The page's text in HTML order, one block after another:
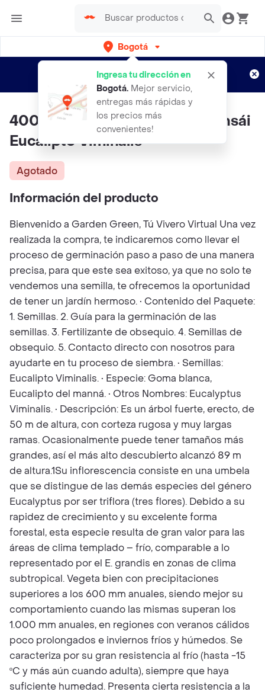
Bogotá
Ingresa tu dirección en
Bogotá. Mejor servicio,
entregas más rápidas y
los precios más
convenientes!
envíos gratis por semanas
Aplican TyC
400 Semillas Orgánicas De Bonsái
Eucalipto Viminalis
Agotado
Información del producto
Bienvenido a Garden Green, Tú Vivero Virtual Una vez
realizada la compra, te indicaremos como llevar el
proceso de germinación paso a paso de una manera
precisa, para que este sea exitoso, ya que no solo te
vendemos una semilla, te ofrecemos la oportunidad
de tener un jardín hermoso. • Contenido del Paquete:
1. Semillas. 2. Guía para la germinación de las
semillas. 3. Fertilizante de obsequio. 4. Semillas de
obsequio. 5. Contacto directo con nosotros para
ayudarte en tu proceso de siembra. • Semillas:
Eucalipto Viminalis. • Especie: Goma blanca,
Eucalipto del manná. • Otros Nombres: Eucalyptus
Viminalis. • Descripción: Es un árbol fuerte, erecto, de
50 m de altura, con corteza rugosa y muy largas
ramas. Ocasionalmente puede tener tamaños más
grandes, así el más alto descubierto alcanzó 89 m
de altura.1Su inflorescencia consiste en una umbela
que se distingue de las demás especies del género
Eucalyptus por ser triflora (tres flores). Debido a su
rapidez de crecimiento y su excelente forma
forestal, esta especie resulta de gran valor para las
áreas de clima templado – frío, comparable a lo
representado por el E. grandis en zonas de clima
subtropical. Vegeta bien con precipitaciones
superiores a los 600 mm anuales, siendo mejor su
comportamiento cuando las mismas superan los
1.000 mm anuales, en regiones con veranos cálidos
poco prolongados e inviernos fríos y húmedos. Se
caracteriza por su gran resistencia al frío (hasta -15
ºC y más aún cuando adulta), siempre que haya
suficiente humedad. Presenta cierta resistencia a la